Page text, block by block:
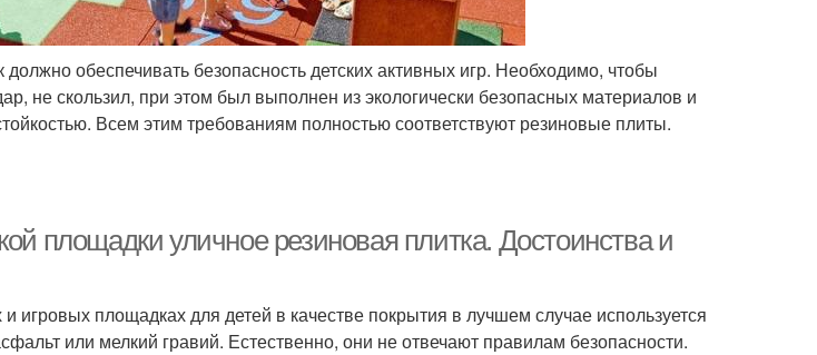
обеспечивать безопасность детских активных игр. Необходимо, чтобы
не скользил, при этом был выполнен из экологически безопасных материалов и
Всем этим требованиям полностью соответствуют резиновые плиты.
площадки уличное резиновая плитка. Достоинства и
игровых площадках для детей в качестве покрытия в лучшем случае используется
или мелкий гравий. Естественно, они не отвечают правилам безопасности.